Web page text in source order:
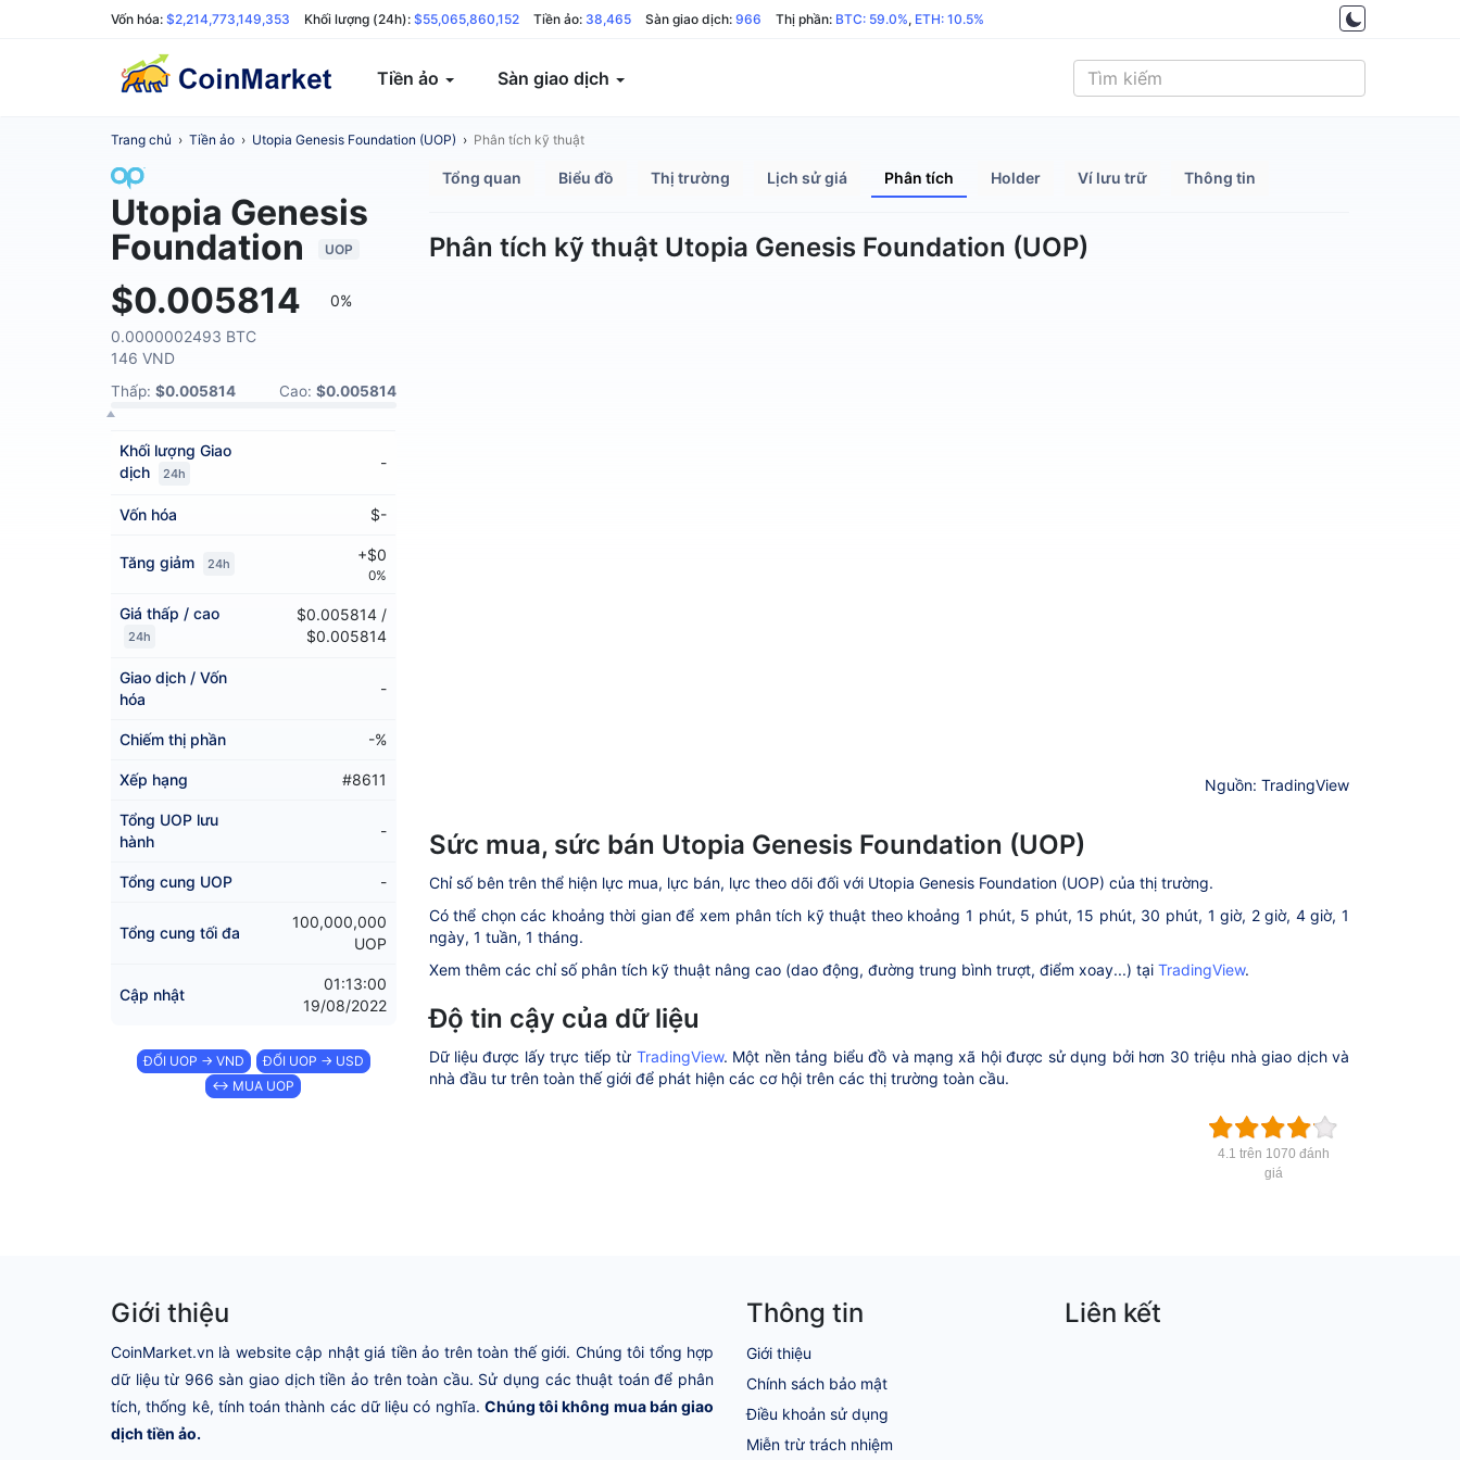
Vốn hóa: $2,214,773,149,353 Khối lượng (24h): $55,065,860,152 Tiền ảo: 38,465 Sàn giao dịch: 966 Thị phần: BTC: 59.0%, ETH: 10.5%
Tiền ảo Sàn giao dịch
Trang chủ › Tiền ảo › Utopia Genesis Foundation (UOP) › Phân tích kỹ thuật
Utopia Genesis
Foundation
UOP
$0.005814
0%
0.0000002493 BTC
146 VND
Thấp: $0.005814 Cao: $0.005814
Khối lượng Giao
dịch
24h
-
Vốn hóa $-
Tăng giảm 24h +$0
0%
Giá thấp / cao
24h
$0.005814 /
$0.005814
Giao dịch / Vốn
hóa
-
Chiếm thị phần -%
Xếp hạng #8611
Tổng UOP lưu
hành
-
Tổng cung UOP -
Tổng cung tối đa
100,000,000
UOP
Cập nhật
01:13:00
19/08/2022
ĐỔI UOP → VND
ĐỔI UOP → USD
↔ MUA UOP
Tổng quan Biểu đồ Thị trường Lịch sử giá Phân tích Holder Ví lưu trữ Thông tin
Phân tích kỹ thuật Utopia Genesis Foundation (UOP)
Nguồn: TradingView
Sức mua, sức bán Utopia Genesis Foundation (UOP)
Chỉ số bên trên thể hiện lực mua, lực bán, lực theo dõi đối với Utopia Genesis Foundation (UOP) của thị trường.
Có thể chọn các khoảng thời gian để xem phân tích kỹ thuật theo khoảng 1 phút, 5 phút, 15 phút, 30 phút, 1 giờ, 2 giờ, 4 giờ, 1
ngày, 1 tuần, 1 tháng.
Xem thêm các chỉ số phân tích kỹ thuật nâng cao (dao động, đường trung bình trượt, điểm xoay...) tại TradingView.
Độ tin cậy của dữ liệu
Dữ liệu được lấy trực tiếp từ TradingView. Một nền tảng biểu đồ và mạng xã hội được sử dụng bởi hơn 30 triệu nhà giao dịch và
nhà đầu tư trên toàn thế giới để phát hiện các cơ hội trên các thị trường toàn cầu.
4.1 trên 1070 đánh
giá
Giới thiệu
CoinMarket.vn là website cập nhật giá tiền ảo trên toàn thế giới. Chúng tôi tổng hợp
dữ liệu từ 966 sàn giao dịch tiền ảo trên toàn cầu. Sử dụng các thuật toán để phân
tích, thống kê, tính toán thành các dữ liệu có nghĩa. Chúng tôi không mua bán giao
dịch tiền ảo.
Thông tin
Giới thiệu
Chính sách bảo mật
Điều khoản sử dụng
Miễn trừ trách nhiệm
Liên kết